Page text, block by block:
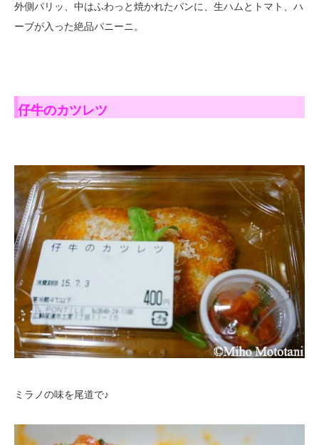
外側パリッ、中はふわっと焼かれたパンに、生ハムとトマト、ハ
ーブが入った絶品パニーニ。
仔牛のカツレツ
ミラノの味を尾道で♪